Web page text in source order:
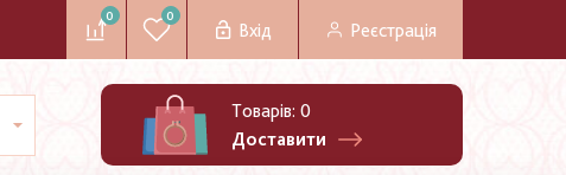
0 0
Вхід Реєстрація
Товарів: 0
Доставити